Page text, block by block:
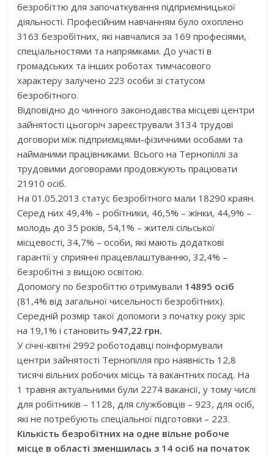
безробіттю для започаткування підприємницької
діяльності. Професійним навчанням було охоплено
3163 безробітних, які навчалися за 169 професіями,
спеціальностями та напрямками. До участі в
громадських та інших роботах тимчасового
характеру залучено 223 особи зі статусом
безробітного.
Відповідно до чинного законодавства місцеві центри
зайнятості цьогоріч зареєстрували 3134 трудові
договори між підприємцями-фізичними особами та
найманими працівниками. Всього на Тернопіллі за
трудовими договорами продовжують працювати
21910 осіб.
На 01.05.2013 статус безробітного мали 18290 краян.
Серед них 49,4% – робітники, 46,5% – жінки, 44,9% –
молодь до 35 років, 54,1% – жителі сільської
місцевості, 34,7% – особи, які мають додаткові
гарантії у сприянні працевлаштуванню, 32,4% –
безробітні з вищою освітою.
Допомогу по безробіттю отримували 14895 осіб
(81,4% від загальної чисельності безробітних).
Середній розмір такої допомоги з початку року зріс
на 19,1% і становить 947,22 грн.
У січні-квітні 2992 роботодавці поінформували
центри зайнятості Тернопілля про наявність 12,8
тисячі вільних робочих місць та вакантних посад. На
1 травня актуальними були 2274 вакансії, у тому числі
для робітників – 1128, для службовців – 923, для осіб,
які не потребують спеціальної підготовки – 223.
Кількість безробітних на одне вільне робоче
місце в області зменшилась з 14 осіб на початок